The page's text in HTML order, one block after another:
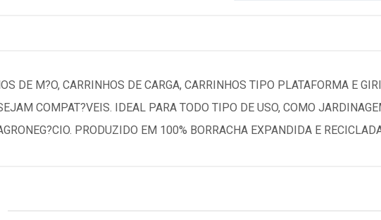
DE M?O, CARRINHOS DE CARGA, CARRINHOS TIPO PLATAFORMA E
COMPAT?VEIS. IDEAL PARA TODO TIPO DE USO, COMO
PRODUZIDO EM 100% BORRACHA EXPANDIDA E